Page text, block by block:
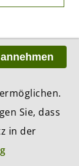
GmbH
Sie, dass
in der